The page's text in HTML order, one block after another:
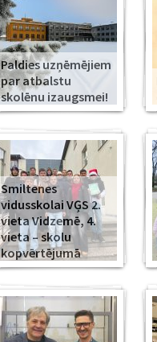
Paldies uzņēmējiem
par atbalstu
skolēnu izaugsmei!
Smiltenes
vidusskolai VĢS 2.
vieta Vidzemē, 4.
vieta – skolu
kopvērtējumā